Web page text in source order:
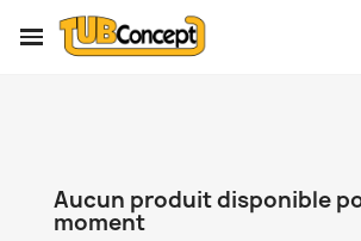
Aucun produit disponible
moment